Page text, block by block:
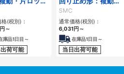
シリーズ
(税別)：
円～
庫品1日目～
荷可能
片ロッド/CM2Kシ
リーズ
SMC
通常価格(税別)：
6,031円～
在庫品1日目～
当日出荷可能